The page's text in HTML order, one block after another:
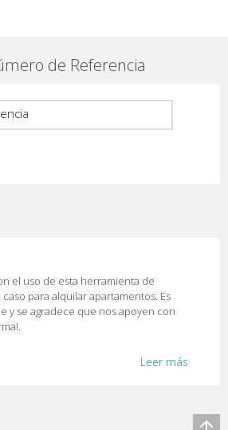
de Referencia
el uso de esta herramienta de
para alquilar apartamentos. Es
y se agradece que nos apoyen con
Leer más